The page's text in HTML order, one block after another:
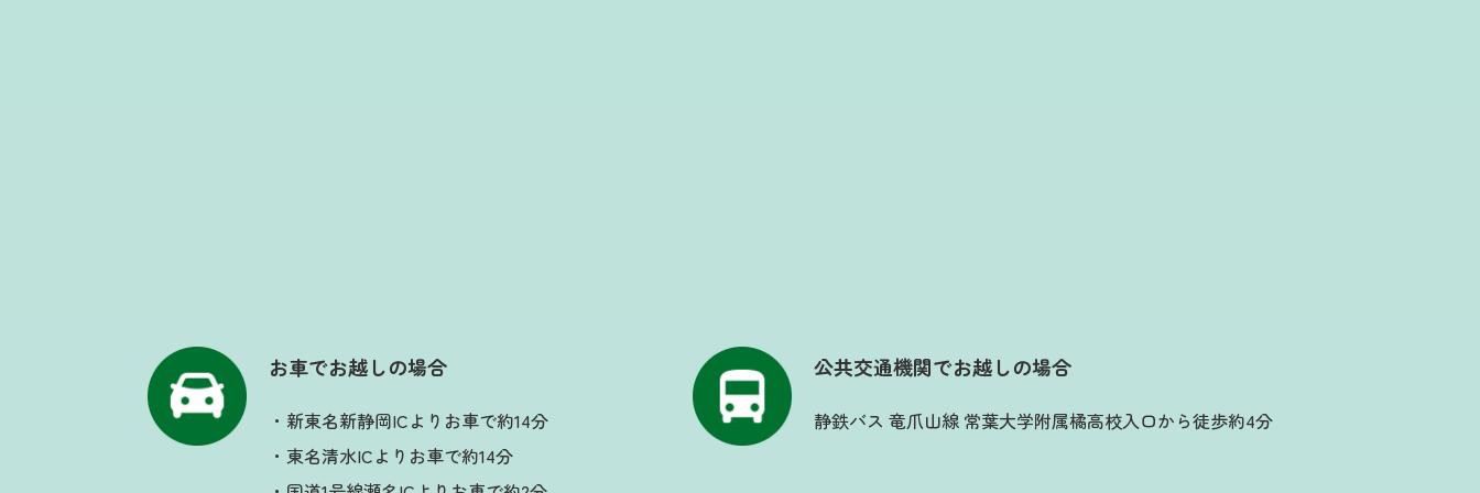
お車でお越しの場合
・新東名新静岡ICよりお車で約14分
・東名清水ICよりお車で約14分
公共交通機関でお越しの場合
静鉄バス 竜爪山線 常葉大学附属橘高校入口から徒歩約4分